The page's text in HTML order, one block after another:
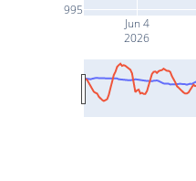
Jun 4
2026
995